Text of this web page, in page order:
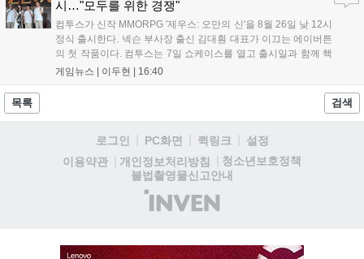
시…"모두를 위한 경쟁"
컴투스가 신작 MMORPG '제우스: 오만의 신'을 8월 26일 낮 12시
정식 출시한다. 넥슨 부사장 출신 김대훤 대표가 이끄는 에이버튼
의 첫 작품이다. 컴투스는 7일 쇼케이스를 열고 출시일과 함께 핵
심 콘텐츠, 유료화 정책, 운영 방향을 공개했다. 캐릭터명 선점은
게임뉴스 | 이두현 | 16:40
목록 검색
로그인 PC화면 퀵링크
설정
이용약관
개인정보처리방침
청소년보호정책
불법촬영물신고안내
(주)
인